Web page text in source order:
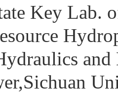
Key Lab.
and